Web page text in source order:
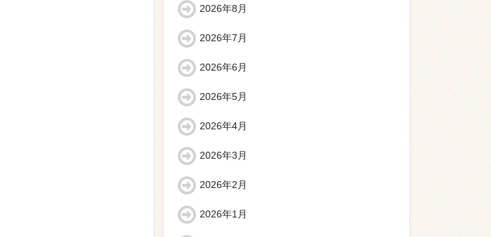
2026年8月
2026年7月
2026年6月
2026年5月
2026年4月
2026年3月
2026年2月
2026年1月